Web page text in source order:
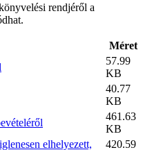
rendjéről a
Méret
57.99
KB
40.77
KB
461.63
KB
elhelyezett,
420.59